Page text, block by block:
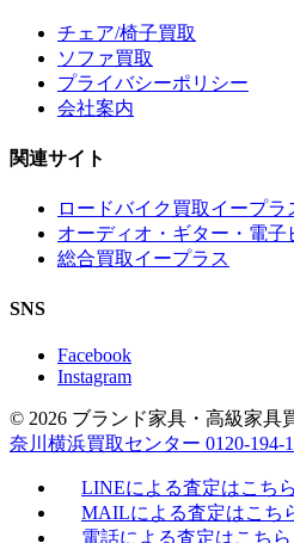
チェア/椅子買取
ソファ買取
プライバシーポリシー
会社案内
関連サイト
ロードバイク買取イープラ
オーディオ・ギター・電子
総合買取イープラス
SNS
Facebook
Instagram
© 2026 ブランド家具・高級家具
奈川横浜買取センター 0120-194-
LINEによる査定はこちら
MAILによる査定はこち
電話による査定はこちら